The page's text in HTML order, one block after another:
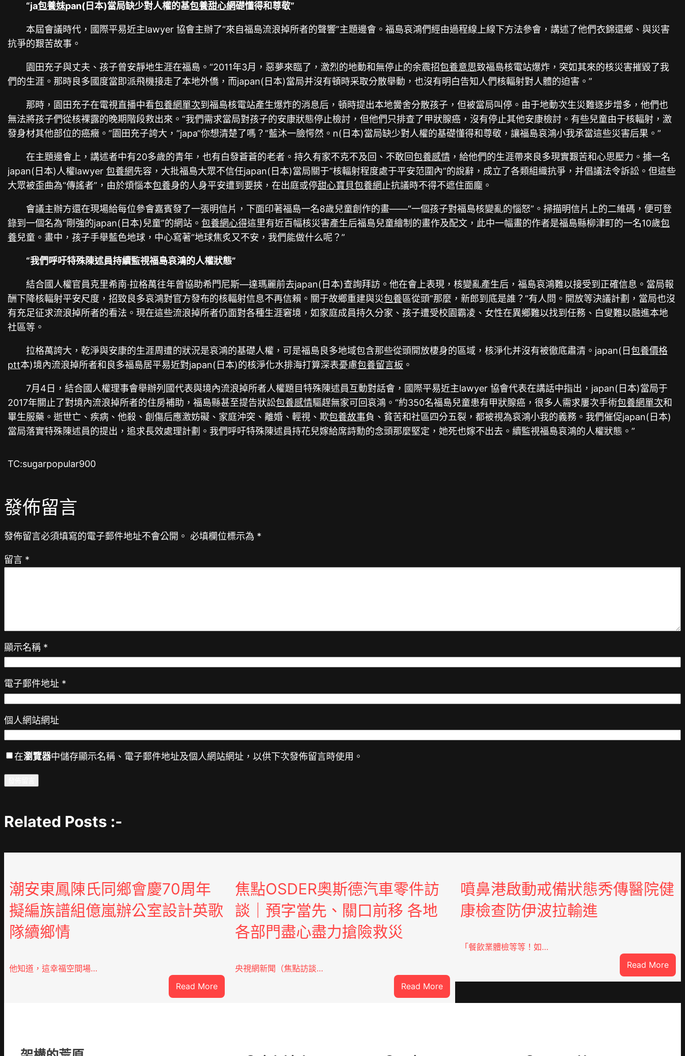
“ja包養妹pan(日本)當局缺少對人權的基包養甜心網礎懂得和尊敬”
本屆會議時代，國際平易近主lawyer 協會主辦了“來自福島流浪掉所者的聲響”主題邊會。福島哀鴻們經由過程線上線下方法參會，講述了他們衣錦還鄉、與災害
抗爭的艱苦故事。
園田充子與丈夫、孩子曾安靜地生涯在福島。“2011年3月，惡夢來臨了，激烈的地動和無停止的余震招包養意思致福島核電站爆炸，突如其來的核災害摧毀了我
們的生涯。那時良多國度當即派飛機接走了本地外僑，而japan(日本)當局并沒有頓時采取分散舉動，也沒有明白告知人們核輻射對人體的迫害。”
那時，園田充子在電視直播中看包養網單次到福島核電站產生爆炸的消息后，頓時提出本地黌舍分散孩子，但被當局叫停。由于地動次生災難逐步增多，他們也
無法將孩子們從核裸露的晚期階段救出來。“我們需求當局對孩子的安康狀態停止檢討，但他們只排查了甲狀腺癌，沒有停止其他安康檢討。有些兒童由于核輻射，激
發身材其他部位的癌癥。”園田充子誇大，“japa“你想清楚了嗎？”藍沐一臉愕然。n(日本)當局缺少對人權的基礎懂得和尊敬，讓福島哀鴻小我承當這些災害后果。”
在主題邊會上，講述者中有20多歲的青年，也有白發蒼蒼的老者。持久有家不克不及回、不敢回包養感情 ，給他們的生涯帶來良多現實艱苦和心思壓力。據一名
japan(日本)人權lawyer包養網先容，大批福島大眾不信任japan(日本)當局關于“核輻射程度處于平安范圍內”的說辭，成立了各類組織抗爭，并倡議法令訴訟。但這些
大眾被歪曲為“傳謠者”，由於煩惱本包養身的人身平安遭到要挾，在出庭或停甜心寶貝包養網止抗議時不得不遮住面龐。
會議主辦方還在現場給每位參會嘉賓發了一張明信片，下面印著福島一名8歲兒童創作的畫——“一個孩子對福島核變亂的惱怒”。掃描明信片上的二維碼，便可登
錄到一個名為“剛強的japan(日本)兒童”的網站。包養網心得這里有近百幅核災害產生后福島兒童繪制的畫作及配文，此中一幅畫的作者是福島縣柳津町的一名10歲包
養兒童。畫中，孩子手舉藍色地球，中心寫著“地球焦炙又不安，我們能做什么呢？”
“我們呼吁特殊陳述員持續監視福島哀鴻的人權狀態”
結合國人權官員克里希南·拉格萬往年曾協助希門尼斯—達瑪麗前去japan(日本)查詢拜訪。他在會上表現，核變亂產生后，福島哀鴻難以接受到正確信息。當局報
酬下降核輻射平安尺度，招致良多哀鴻對官方發布的核輻射信息不再信賴。關于故鄉重建與災包養區從頭“那麼，新郎到底是誰？”有人問。開放等決議計劃，當局也沒
有充足征求流浪掉所者的看法。現在這些流浪掉所者仍面對各種生涯窘境，如家庭成員持久分家、孩子遭受校園霸凌、女性在異鄉難以找到任務、白叟難以融進本地
社區等。
拉格萬誇大，乾淨與安康的生涯周遭的狀況是哀鴻的基礎人權，可是福島良多地域包含那些從頭開放棲身的區域，核淨化并沒有被徹底肅清。japan(日包養價格
ptt本)境內流浪掉所者和良多福島居平易近對japan(日本)的核淨化水排海打算深表憂慮包養留言板 。
7月4日，結合國人權理事會舉辦列國代表與境內流浪掉所者人權題目特殊陳述員互動對話會，國際平易近主lawyer 協會代表在講話中指出，japan(日本)當局于
2017年關止了對境內流浪掉所者的住房補助，福島縣甚至提告狀訟包養感情驅趕無家可回哀鴻。“約350名福島兒童患有甲狀腺癌，很多人需求屢次手術包養網單次和
畢生服藥。逝世亡、疾病、他殺、創傷后應激妨礙、家庭沖突、離婚、輕視、欺包養故事負、貧苦和社區四分五裂，都被視為哀鴻小我的義務。我們催促japan(日本)
當局落實特殊陳述員的提出，追求長效處理計劃。我們呼吁特殊陳述員持花兒嫁給席詩勳的念頭那麼堅定，她死也嫁不出去。續監視福島哀鴻的人權狀態。”
TC:sugarpopular900
發佈留言
發佈留言必須填寫的電子郵件地址不會公開。 必填欄位標示為 *
留言 *
顯示名稱 *
電子郵件地址 *
個人網站網址
在瀏覽器中儲存顯示名稱、電子郵件地址及個人網站網址，以供下次發佈留言時使用。
Related Posts :-
潮安東鳳陳氏同鄉會慶70周年
擬編族譜組億嵐辦公室設計英歌
隊續鄉情
他知道，這幸福空間場…
Read More:
潮
焦點OSDER奧斯德汽車零件訪
談｜預字當先、關口前移 各地
各部門盡心盡力搶險救災
央視網新聞（焦點訪談…
Read More:
焦
噴鼻港啟動戒備狀態秀傳醫院健
康檢查防伊波拉輸進
「餐飲業體檢等等！如…
Read More:
噴
港